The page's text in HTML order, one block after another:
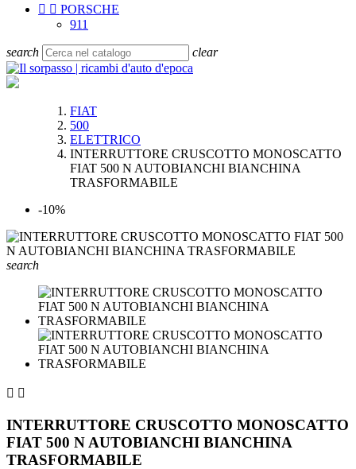
  PORSCHE
911
search clear
FIAT
500
ELETTRICO
INTERRUTTORE CRUSCOTTO MONOSCATTO
FIAT 500 N AUTOBIANCHI BIANCHINA
TRASFORMABILE
-10%
search
 
INTERRUTTORE CRUSCOTTO MONOSCATTO
FIAT 500 N AUTOBIANCHI BIANCHINA
TRASFORMABILE